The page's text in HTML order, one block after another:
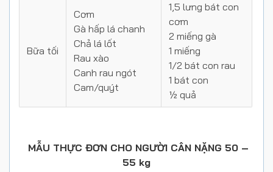
Bữa tối
Cơm
Gà hấp lá chanh
Chả lá lốt
Rau xào
Canh rau ngót
Cam/quýt
1,5 lưng bát con
cơm
2 miếng gà
1 miếng
1/2 bát con rau
1 bát con
½ quả
MẪU THỰC ĐƠN CHO NGƯỜI CÂN NẶNG 50 –
55 kg